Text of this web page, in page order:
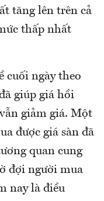
tăng lên trên cả
thấp nhất
cuối ngày theo
giúp giá hồi
giảm giá. Một
được giá sàn đã
quan cung
đợi người mua
nay là điều